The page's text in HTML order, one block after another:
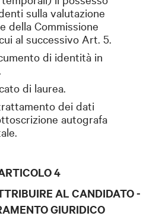
sulla valutazione
della Commissione
al successivo Art. 5.
di identità in
di laurea.
dei dati
autografa
4
AL CANDIDATO -
GIURIDICO